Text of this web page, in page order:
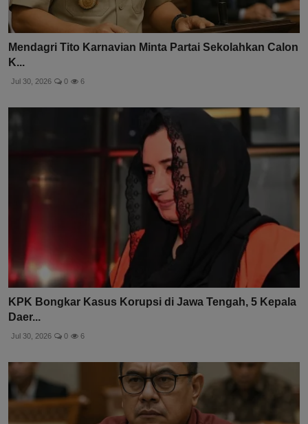
Mendagri Tito Karnavian Minta Partai Sekolahkan Calon
K...
Jul 30, 2026 0 6
KPK Bongkar Kasus Korupsi di Jawa Tengah, 5 Kepala
Daer...
Jul 30, 2026 0 6